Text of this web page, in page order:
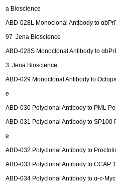
a Bioscience
ABD-028L Monoclonal Antibody to
97 Jena Bioscience
ABD-028S Monoclonal Antibody to
3 Jena Bioscience
ABD-029 Monoclonal Antibody to
e
ABD-030 Polyclonal Antibody to PML
ABD-031 Polyclonal Antibody to
e
ABD-032 Polyclonal Antibody to
ABD-033 Polyclonal Antibody to CCAP
ABD-034 Polyclonal Antibody to α-c-